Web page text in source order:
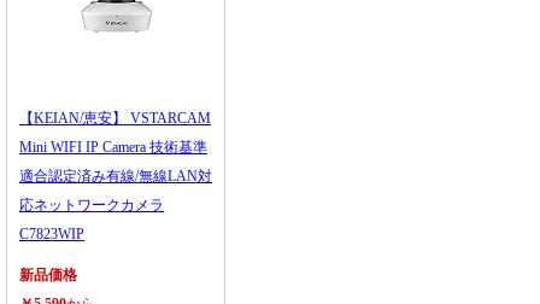
【KEIAN/恵安】 VSTARCAM
Mini WIFI IP Camera 技術基準
適合認定済み有線/無線LAN対
応ネットワークカメラ
C7823WIP
新品価格